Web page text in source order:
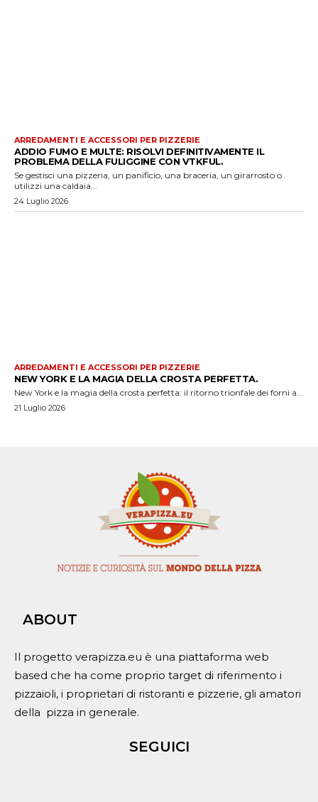
ARREDAMENTI E ACCESSORI PER PIZZERIE
ADDIO FUMO E MULTE: RISOLVI DEFINITIVAMENTE IL
PROBLEMA DELLA FULIGGINE CON VTKFUL.
Se gestisci una pizzeria, un panificio, una braceria, un girarrosto o
utilizzi una caldaia...
24 Luglio 2026
ARREDAMENTI E ACCESSORI PER PIZZERIE
NEW YORK E LA MAGIA DELLA CROSTA PERFETTA.
New York e la magia della crosta perfetta: il ritorno trionfale dei forni a...
21 Luglio 2026
ABOUT
Il progetto verapizza.eu è una piattaforma web
based che ha come proprio target di riferimento i
pizzaioli, i proprietari di ristoranti e pizzerie, gli amatori
della pizza in generale.
SEGUICI